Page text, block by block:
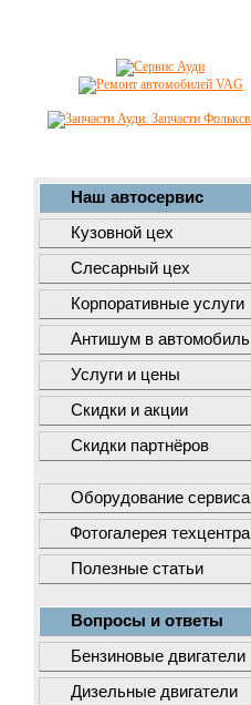
Наш автосервис
Кузовной цех
Слесарный цех
Корпоративные услуги
Антишум в автомобиль
Услуги и цены
Скидки и акции
Скидки партнёров
Оборудование сервиса
Фотогалерея техцентра
Полезные статьи
Вопросы и ответы
Бензиновые двигатели
Дизельные двигатели